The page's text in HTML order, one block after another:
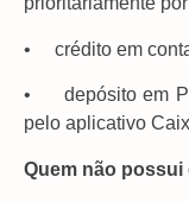
• crédito em
• depósito em
pelo aplicativo
Quem não